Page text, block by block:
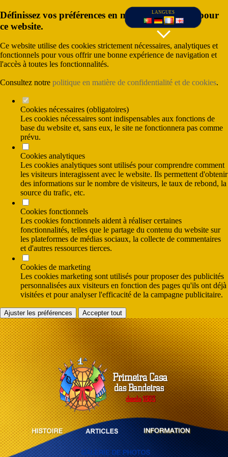
Définissez vos préférences en matière de cookies pour
ce website.
Ce website utilise des cookies strictement nécessaires, analytiques et
fonctionnels pour vous offrir une bonne expérience de navigation et
l'accès à toutes les fonctionnalités.
Consultez notre politique en matière de confidentialité et de cookies.
Cookies nécessaires (obligatoires)
Les cookies nécessaires sont indispensables aux fonctions de
base du website et, sans eux, le site ne fonctionnera pas comme
prévu.
Cookies analytiques
Les cookies analytiques sont utilisés pour comprendre comment
les visiteurs interagissent avec le website. Ils permettent d'obtenir
des informations sur le nombre de visiteurs, le taux de rebond, la
source du trafic, etc.
Cookies fonctionnels
Les cookies fonctionnels aident à réaliser certaines
fonctionnalités, telles que le partage du contenu du website sur
les plateformes de médias sociaux, la collecte de commentaires
et d'autres ressources tierces.
Cookies de marketing
Les cookies marketing sont utilisés pour proposer des publicités
personnalisées aux visiteurs en fonction des pages qu'ils ont déjà
visitées et pour analyser l'efficacité de la campagne publicitaire.
Ajuster les préférences Accepter tout
LANGUES
nationale)